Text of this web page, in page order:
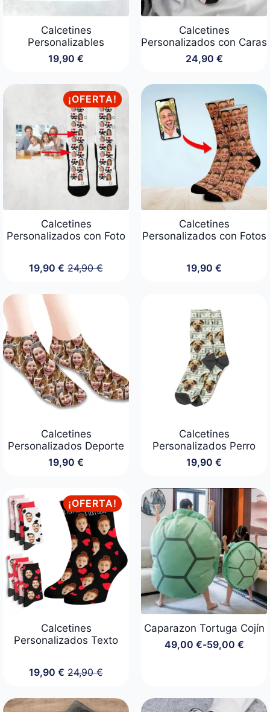
Calcetines
Personalizables
19,90 €
Calcetines
Personalizados con Caras
24,90 €
¡OFERTA!
Calcetines
Personalizados con Foto
24,90€
El
24,90 €.
19,90€ El
19,90 €.
Calcetines
Personalizados con Fotos
19,90 €
Calcetines
Personalizados Deporte
19,90 €
Calcetines
Personalizados Perro
19,90 €
¡OFERTA!
Calcetines
Personalizados Texto
24,90€
El
original
19,90€ El
actual
Caparazon Tortuga Cojín
49,00 €-59,00 €
Rango
49,00 €
hasta